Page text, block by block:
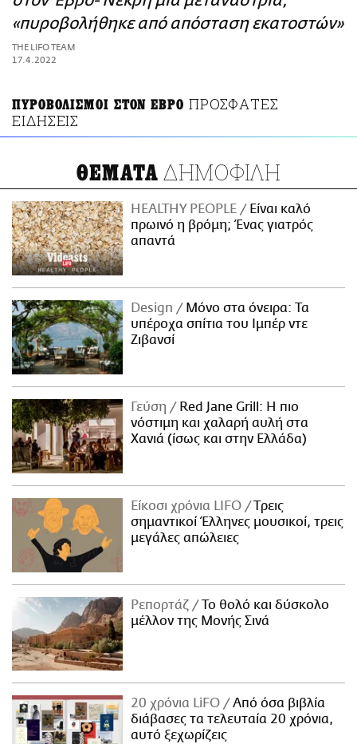
ΑΜΠΑ
PRINT
«πυροβολήθηκε από απόσταση εκατοστών»
THE LIFO TEAM
17.4.2022
ΠΥΡΟΒΟΛΙΣΜΟΙ ΣΤΟΝ ΕΒΡΟ ΠΡΟΣΦΑΤΕΣ
ΕΙΔΗΣΕΙΣ
ΘΕΜΑΤΑ ΔΗΜΟΦΙΛΗ
HEALTHY PEOPLE
Είναι καλό
πρωινό η βρόμη; Ένας γιατρός
απαντά
Design
Μόνο στα όνειρα: Τα
υπέροχα σπίτια του Ιμπέρ ντε
Ζιβανσί
Γεύση
Red Jane Grill: Η πιο
νόστιμη και χαλαρή αυλή στα
Χανιά (ίσως και στην Ελλάδα)
Είκοσι χρόνια LIFO
Tρεις
σημαντικοί Έλληνες μουσικοί, τρεις
μεγάλες απώλειες
Ρεπορτάζ
Το θολό και δύσκολο
μέλλον της Μονής Σινά
20 χρόνια LiFO
Από όσα βιβλία
διάβασες τα τελευταία 20 χρόνια,
αυτό ξεχωρίζεις